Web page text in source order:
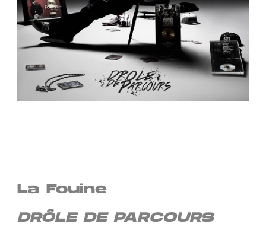
La Fouine
DRÔLE DE PARCOURS